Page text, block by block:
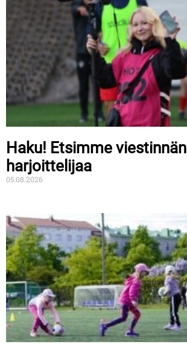
Haku! Etsimme viestinnän
harjoittelijaa
05.08.2026